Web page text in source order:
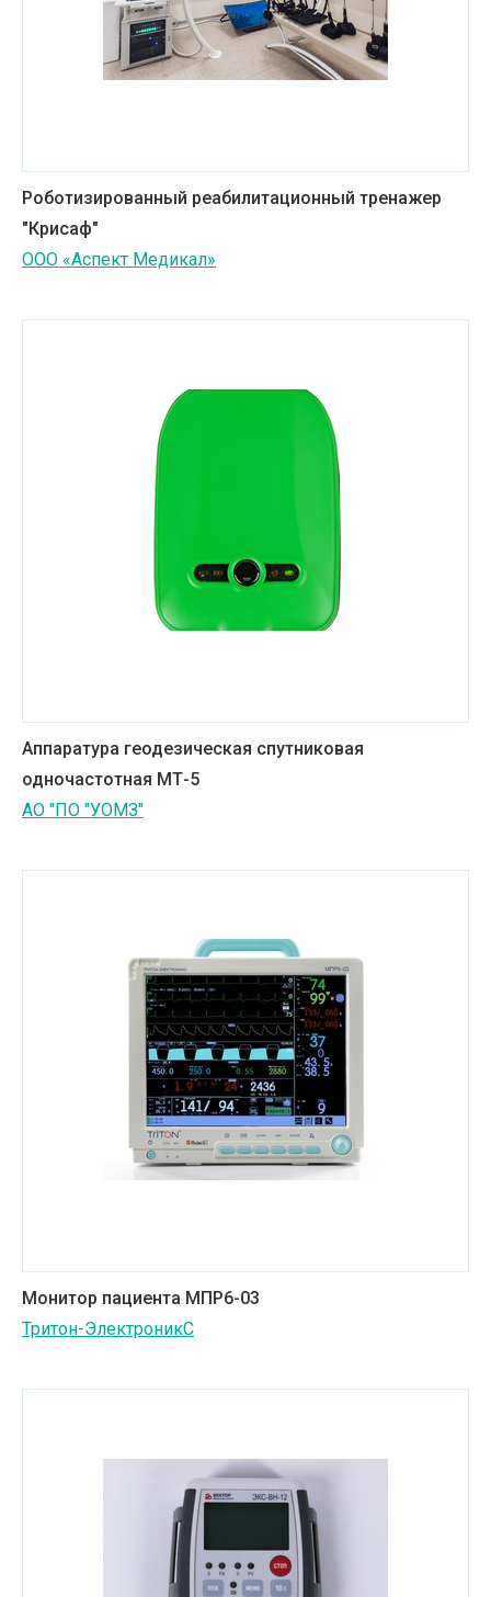
Роботизированный реабилитационный тренажер
"Крисаф"
ООО «Аспект Медикал»
Аппаратура геодезическая спутниковая
одночастотная МТ-5
АО "ПО "УОМЗ"
Монитор пациента МПР6-03
Тритон-ЭлектроникС